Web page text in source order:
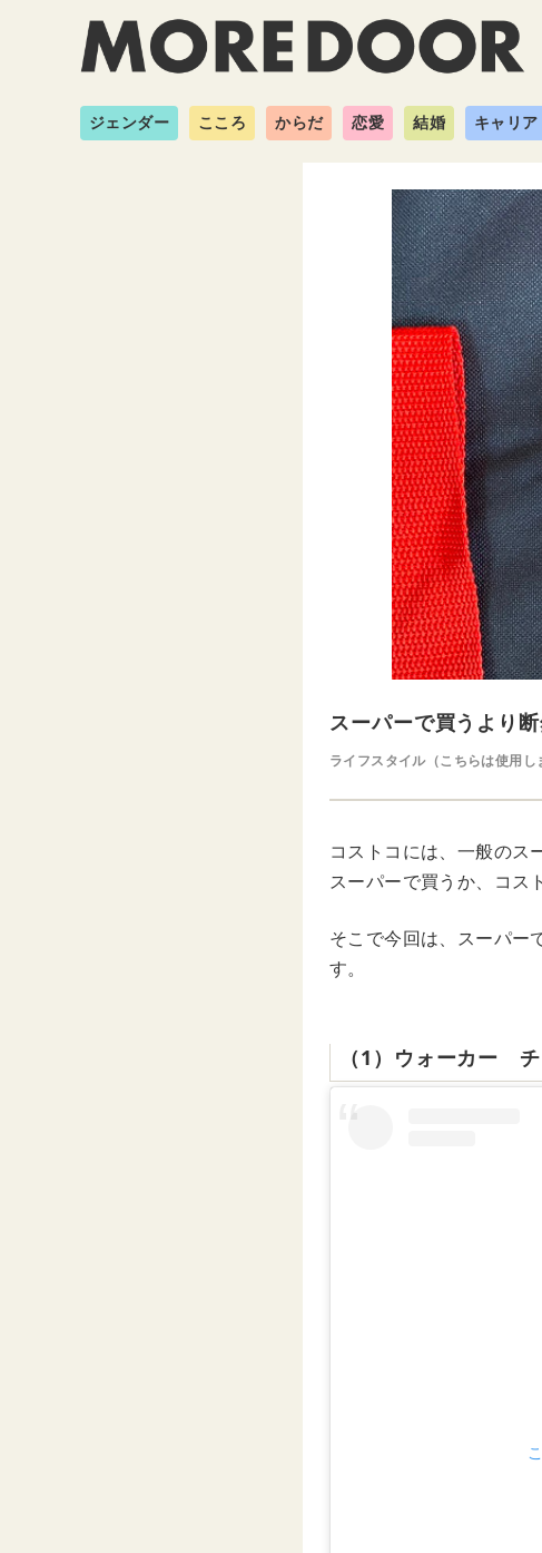
ジェンダー こころ からだ 恋愛 結婚 キャリア
スーパーで買うより
ライフスタイル（こちらは使用し
コストコには、一般のス
スーパーで買うか、コス
そこで今回は、スーパー
す。
（1）ウォーカー